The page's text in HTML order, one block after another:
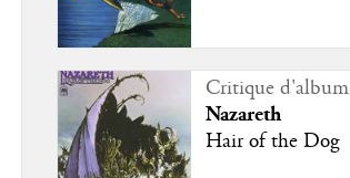
Critique d'album
Nazareth
Hair of the Dog